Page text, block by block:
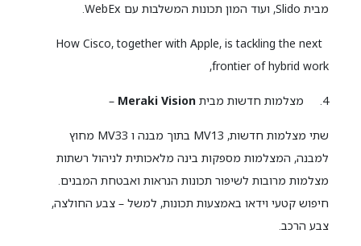
מבית Slido, ועוד המון תכונות המשלבות עם WebEx.
How Cisco, together with Apple, is tackling the next
frontier of hybrid work,
4. מצלמות חדשות מבית Meraki Vision
–
שתי מצלמות חדשות, MV13 בתוך מבנה ו MV33 מחוץ
למבנה, המצלמות מספקות בינה מלאכותית לניהול רשתות
מצלמות מרובות לשיפור תכונות הנראות ואבטחת המבנים.
חיפוש קטעי וידאו באמצעות תכונות, למשל – צבע החולצה,
צבע הרכב.